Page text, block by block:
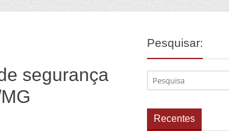
segurança
Pesquisar:
Recentes